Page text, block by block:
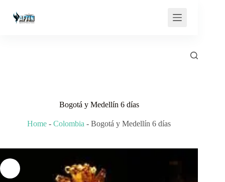
contenido
Bogotá y Medellín 6 días
Home -Colombia -Bogotá y Medellín 6 días